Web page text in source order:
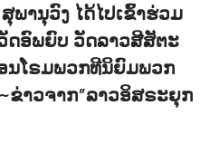
ພານຸວົງ ໄດ້ໄປເຂົ້າຮ່ວມ
ດອົພຍົບ ວັດລາວສີສັຕະ
ນໂຣມພວກທີນິຍົມພວກ
າວຈາກ”ລາວອິສຣະຍຸກ